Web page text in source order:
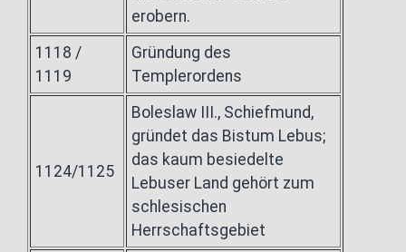
erobern.
1118 /
1119
Gründung des
Templerordens
1124/1125
Boleslaw III., Schiefmund,
gründet das Bistum Lebus;
das kaum besiedelte
Lebuser Land gehört zum
schlesischen
Herrschaftsgebiet